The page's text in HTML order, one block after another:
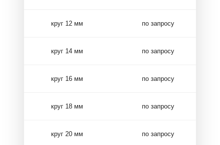
круг 12 мм по запросу
круг 14 мм по запросу
круг 16 мм по запросу
круг 18 мм по запросу
круг 20 мм по запросу